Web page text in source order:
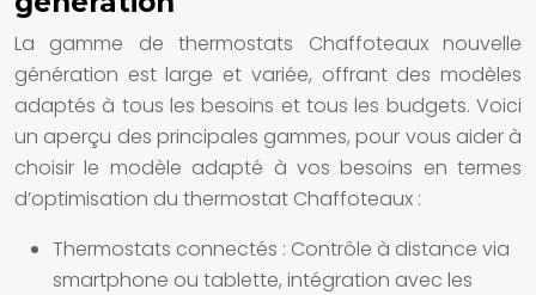
La gamme de thermostats Chaffoteaux nouvelle
génération est large et variée, offrant des modèles
adaptés à tous les besoins et tous les budgets. Voici
un aperçu des principales gammes, pour vous aider à
choisir le modèle adapté à vos besoins en termes
d’optimisation du thermostat Chaffoteaux :
Thermostats connectés : Contrôle à distance via
smartphone ou tablette, intégration avec les